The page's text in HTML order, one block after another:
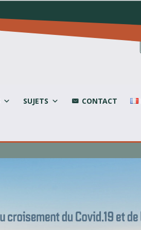
SUJETS CONTACT